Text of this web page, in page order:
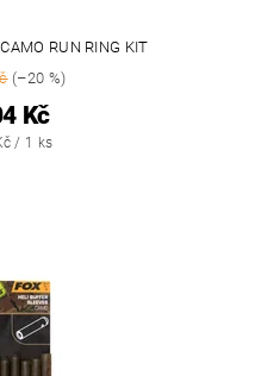
RUN RING KIT
(–20 %)
Kč
/ 1 ks